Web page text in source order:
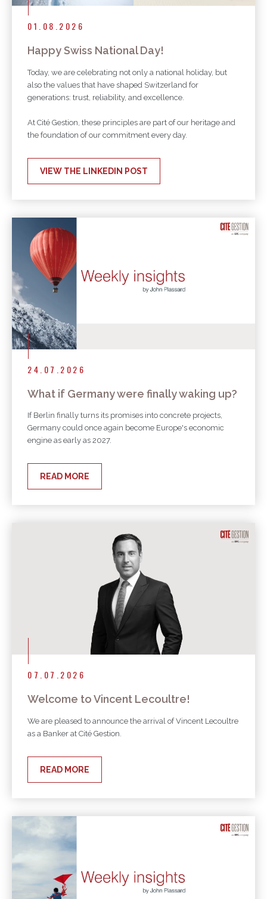
01.08.2026
Happy Swiss National Day!
Today, we are celebrating not only a national holiday, but
also the values that have shaped Switzerland for
generations: trust, reliability, and excellence.
At Cité Gestion, these principles are part of our heritage and
the foundation of our commitment every day.
VIEW THE LINKEDIN POST
24.07.2026
What if Germany were finally waking up?
If Berlin finally turns its promises into concrete projects,
Germany could once again become Europe's economic
engine as early as 2027.
READ MORE
07.07.2026
Welcome to Vincent Lecoultre!
We are pleased to announce the arrival of Vincent Lecoultre
as a Banker at Cité Gestion.
READ MORE